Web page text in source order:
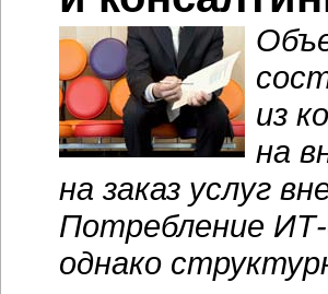
из
на
на заказ услуг
Потребление ИТ-
однако